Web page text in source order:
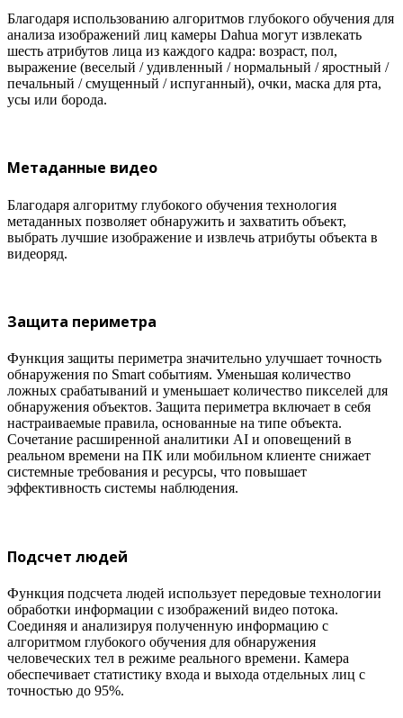
Благодаря использованию алгоритмов глубокого обучения для
анализа изображений лиц камеры Dahua могут извлекать
шесть атрибутов лица из каждого кадра: возраст, пол,
выражение (веселый / удивленный / нормальный / яростный /
печальный / смущенный / испуганный), очки, маска для рта,
усы или борода.
Метаданные видео
Благодаря алгоритму глубокого обучения технология
метаданных позволяет обнаружить и захватить объект,
выбрать лучшие изображение и извлечь атрибуты объекта в
видеоряд.
Защита периметра
Функция защиты периметра значительно улучшает точность
обнаружения по Smart событиям. Уменьшая количество
ложных срабатываний и уменьшает количество пикселей для
обнаружения объектов. Защита периметра включает в себя
настраиваемые правила, основанные на типе объекта.
Сочетание расширенной аналитики AI и оповещений в
реальном времени на ПК или мобильном клиенте снижает
системные требования и ресурсы, что повышает
эффективность системы наблюдения.
Подсчет людей
Функция подсчета людей использует передовые технологии
обработки информации c изображений видео потока.
Соединяя и анализируя полученную информацию с
алгоритмом глубокого обучения для обнаружения
человеческих тел в режиме реального времени. Камера
обеспечивает статистику входа и выхода отдельных лиц с
точностью до 95%.